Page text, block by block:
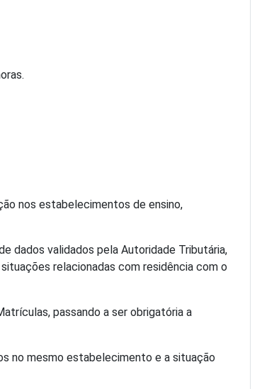
nos estabelecimentos de ensino,
dados validados pela Autoridade Tributária,
relacionadas com residência com o
passando a ser obrigatória a
no mesmo estabelecimento e a situação